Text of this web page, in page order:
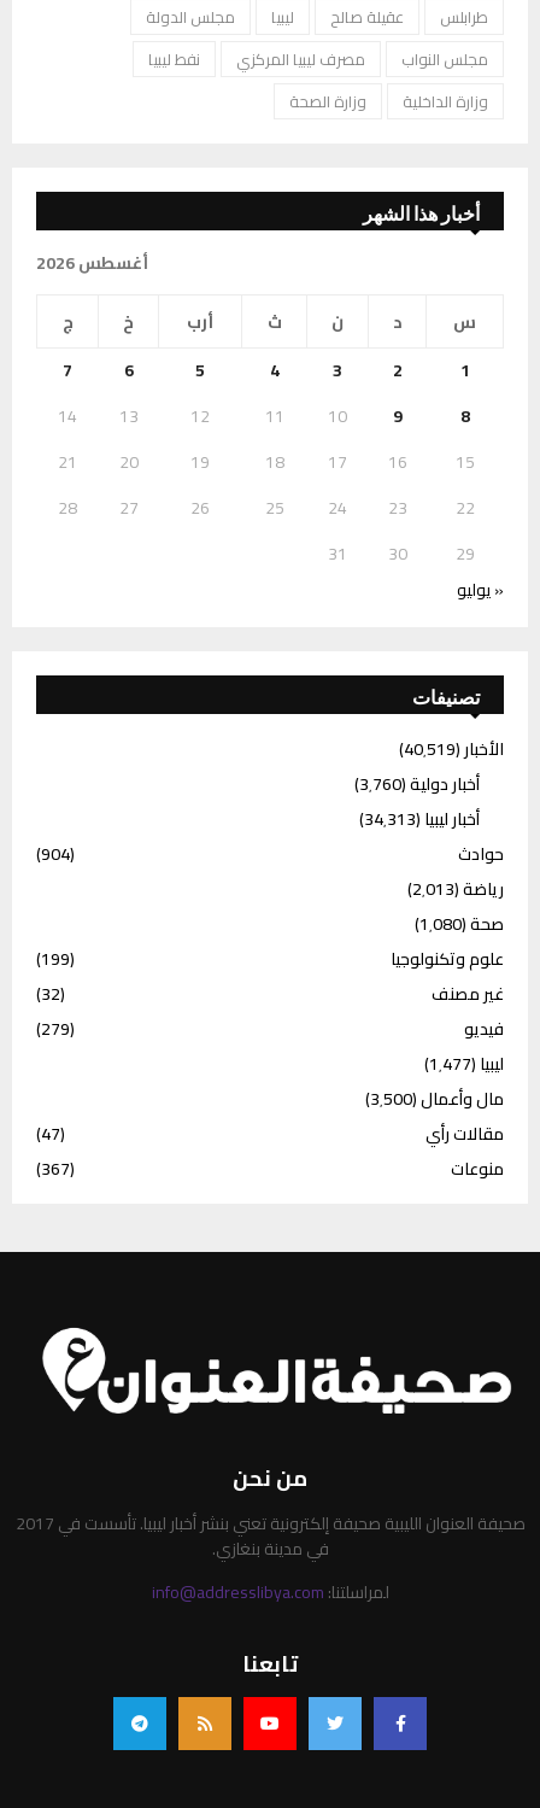
طرابلس
عقيلة صالح ليبيا
مجلس الدولة
مجلس النواب
مصرف ليبيا المركزي
نفط ليبيا
وزارة الداخلية
وزارة الصحة
أخبار هذا الشهر
أغسطس 2026
س
د ن ث أرب خ
ج
1
2
3
4
5
6
7
8
9
10
11
12
13
14
15
16
17
18
19
20
21
22
23
24
25
26
27
28
29
30
31
« يوليو
تصنيفات
الأخبار(40٬519)
أخبار دولية(3٬760)
أخبار ليبيا(34٬313)
حوادث
(904)
رياضة(2٬013)
صحة(1٬080)
علوم وتكنولوجيا
(199)
غير مصنف
(32)
فيديو
(279)
ليبيا(1٬477)
مال وأعمال(3٬500)
مقالات رأي
(47)
منوعات
(367)
من نحن
صحيفة العنوان الليبية صحيفة إلكترونية تعني بنشر أخبار ليبيا. تأسست في 2017
في مدينة بنغازي.
لمراسلتنا:info@addresslibya.com
تابعنا